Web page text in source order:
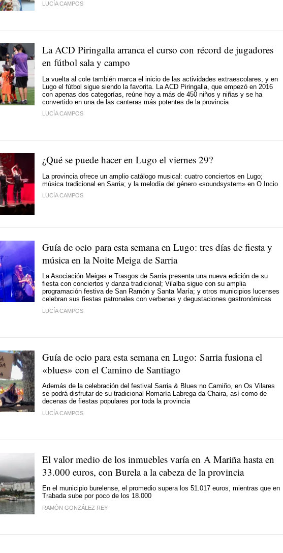
LUCÍA CAMPOS
La ACD Piringalla arranca el curso con récord de jugadores
en fútbol sala y campo
La vuelta al cole también marca el inicio de las actividades extraescolares, y en
Lugo el fútbol sigue siendo la favorita. La ACD Piringalla, que empezó en 2016
con apenas dos categorías, reúne hoy a más de 450 niños y niñas y se ha
convertido en una de las canteras más potentes de la provincia
LUCÍA CAMPOS
¿Qué se puede hacer en Lugo el viernes 29?
La provincia ofrece un amplio catálogo musical: cuatro conciertos en Lugo;
música tradicional en Sarria; y la melodía del género «soundsystem» en O Incio
LUCÍA CAMPOS
Guía de ocio para esta semana en Lugo: tres días de fiesta y
música en la Noite Meiga de Sarria
La Asociación Meigas e Trasgos de Sarria presenta una nueva edición de su
fiesta con conciertos y danza tradicional; Vilalba sigue con su amplia
programación festiva de San Ramón y Santa María; y otros municipios lucenses
celebran sus fiestas patronales con verbenas y degustaciones gastronómicas
LUCÍA CAMPOS
Guía de ocio para esta semana en Lugo: Sarria fusiona el
«blues» con el Camino de Santiago
Además de la celebración del festival Sarria & Blues no Camiño, en Os Vilares
se podrá disfrutar de su tradicional Romaría Labrega da Chaira, así como de
decenas de fiestas populares por toda la provincia
LUCÍA CAMPOS
El valor medio de los inmuebles varía en A Mariña hasta en
33.000 euros, con Burela a la cabeza de la provincia
En el municipio burelense, el promedio supera los 51.017 euros, mientras que en
Trabada sube por poco de los 18.000
RAMÓN GONZÁLEZ REY